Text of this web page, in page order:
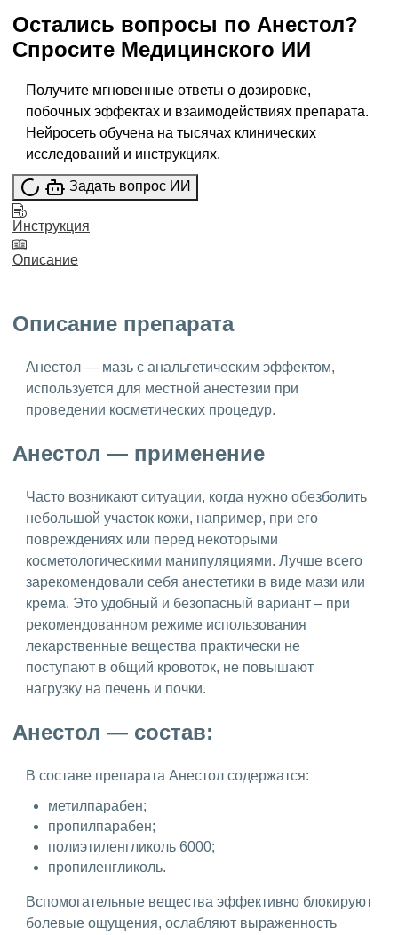
Остались вопросы по Анестол?
Спросите Медицинского ИИ
Получите мгновенные ответы о дозировке,
побочных эффектах и взаимодействиях препарата.
Нейросеть обучена на тысячах клинических
исследований и инструкциях.
Задать вопрос ИИ
Инструкция
Описание
Описание препарата
Анестол — мазь с анальгетическим эффектом,
используется для местной анестезии при
проведении косметических процедур.
Анестол — применение
Часто возникают ситуации, когда нужно обезболить
небольшой участок кожи, например, при его
повреждениях или перед некоторыми
косметологическими манипуляциями. Лучше всего
зарекомендовали себя анестетики в виде мази или
крема. Это удобный и безопасный вариант – при
рекомендованном режиме использования
лекарственные вещества практически не
поступают в общий кровоток, не повышают
нагрузку на печень и почки.
Анестол — состав:
В составе препарата Анестол содержатся:
метилпарабен;
пропилпарабен;
полиэтиленгликоль 6000;
пропиленгликоль.
Вспомогательные вещества эффективно блокируют
болевые ощущения, ослабляют выраженность